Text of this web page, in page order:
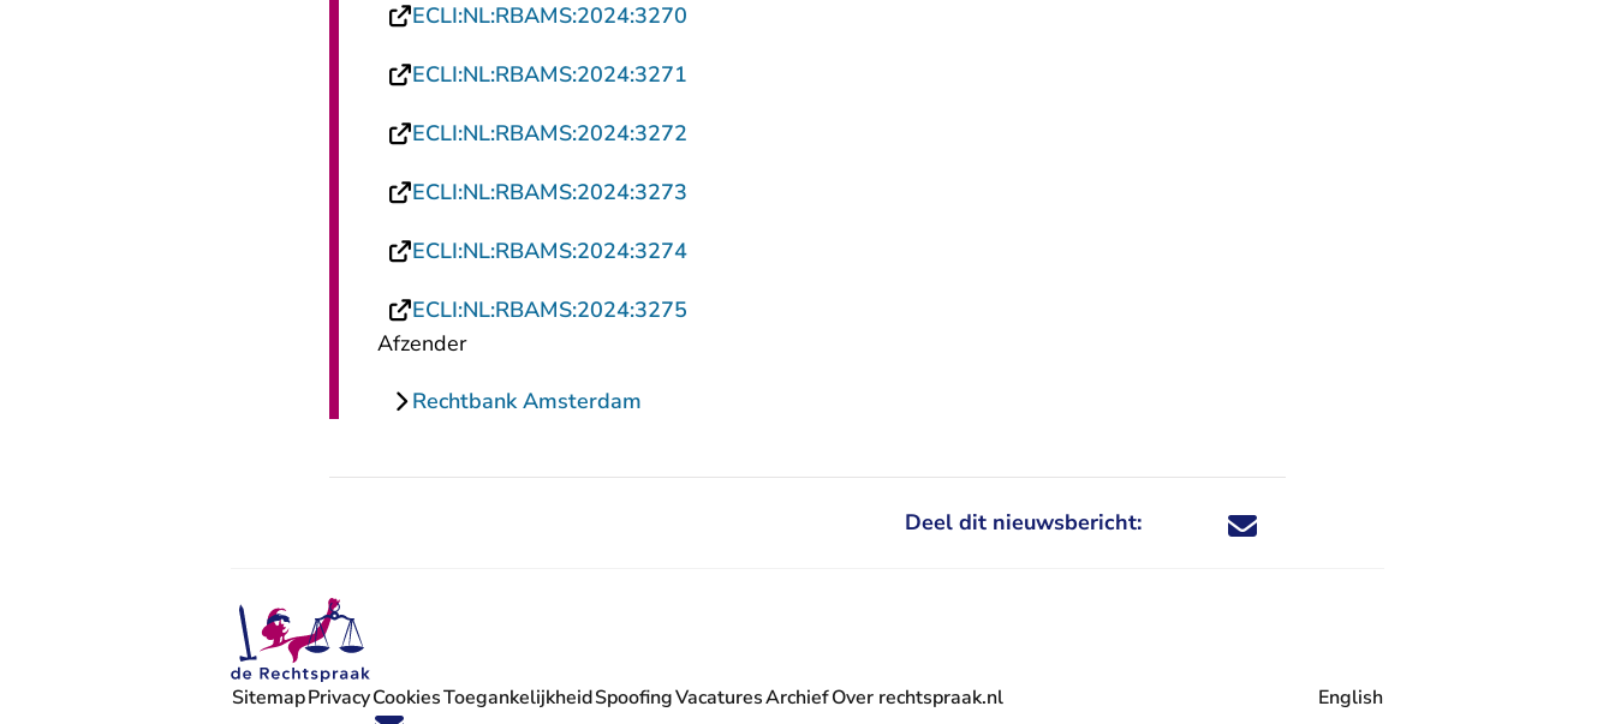
ECLI:NL:RBAMS:2024:3270
ECLI:NL:RBAMS:2024:3271
ECLI:NL:RBAMS:2024:3272
ECLI:NL:RBAMS:2024:3273
ECLI:NL:RBAMS:2024:3274- U verlaat Rechtspraak.nl
ECLI:NL:RBAMS:2024:3275
Afzender
Rechtbank Amsterdam
Deel dit nieuwsbericht: Deel dit nieuwsbericht via X - U verlaat
Deel dit nieuwsbericht via Facebook - U
Deel dit nieuwsbericht via e-mail
Deel dit nieuwsbericht via LinkedIn - U
SitemapPrivacyCookiesToegankelijkheidSpoofingVacatures
- U verlaat Rechtspraak.nl
ArchiefOver rechtspraak.nl English